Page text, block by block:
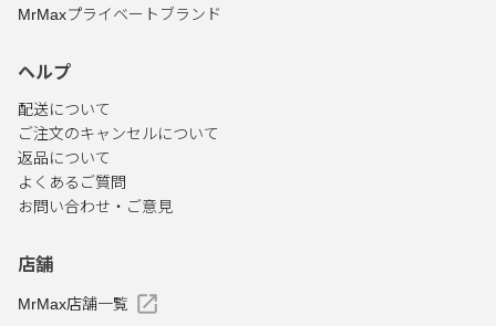
MrMaxプライベートブランド
ヘルプ
配送について
ご注文のキャンセルについて
返品について
よくあるご質問
お問い合わせ・ご意見
店舗
MrMax店舗一覧